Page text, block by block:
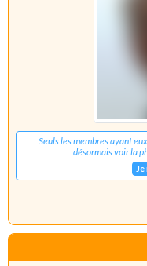
Seuls les membres ayant
désormais voir la